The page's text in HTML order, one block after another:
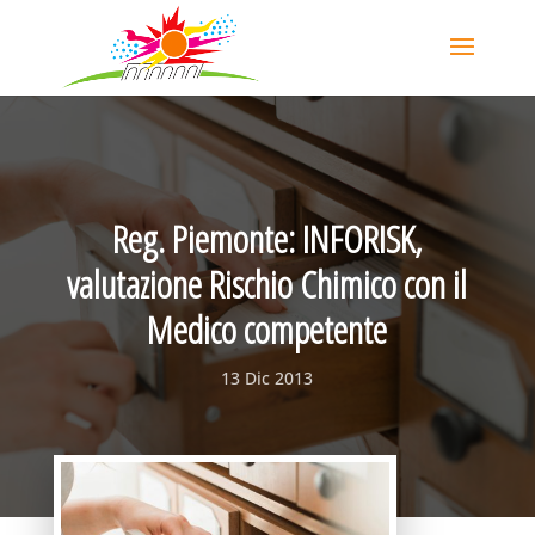
Reg. Piemonte: INFORISK,
valutazione Rischio Chimico con il
Medico competente
13 Dic 2013